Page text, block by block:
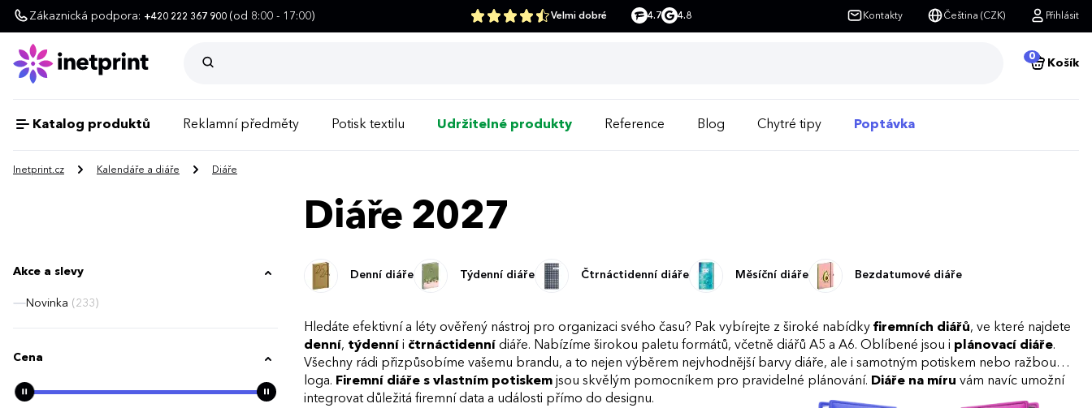
Zákaznická podpora: +420 222 367 900 (od 8:00 - 17:00) Velmi dobré 4.7 4.8 Kontakty Čeština (CZK) Přihlásit
0
Košík
Katalog produktů Reklamní předměty Potisk textilu Udržitelné produkty Reference Blog Chytré tipy Poptávka
Inetprint.cz Kalendáře a diáře Diáře
Akce a slevy
Novinka (233)
Cena
Diáře 2027
Denní diáře Týdenní diáře Čtrnáctidenní diáře Měsíční diáře Bezdatumové diáře
Hledáte efektivní a léty ověřený nástroj pro organizaci svého času? Pak vybírejte z široké nabídky firemních diářů, ve které najdete
denní, týdenní i čtrnáctidenní diáře. Nabízíme širokou paletu formátů, včetně diářů A5 a A6. Oblíbené jsou i plánovací diáře.
Všechny rádi přizpůsobíme vašemu brandu, a to nejen výběrem nejvhodnější barvy diáře, ale i samotným potiskem nebo ražbou
loga. Firemní diáře s vlastním potiskemjsou skvělým pomocníkem pro pravidelné plánování. Diáře na míru vám navíc umožní
integrovat důležitá firemní data a události přímo do designu.